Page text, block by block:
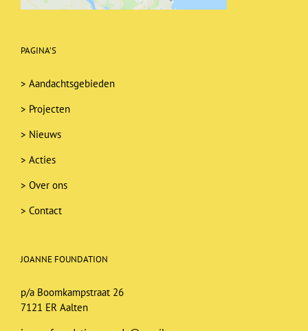
PAGINA’S
> Aandachtsgebieden
> Projecten
> Nieuws
> Acties
> Over ons
> Contact
JOANNE FOUNDATION
p/a Boomkampstraat 26
7121 ER Aalten